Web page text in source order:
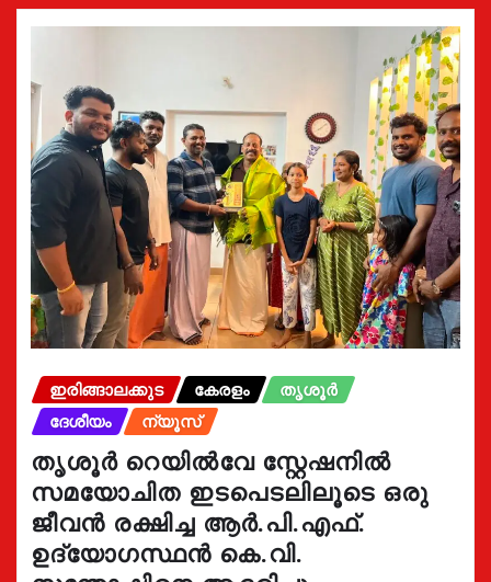
ഇരിങ്ങാലക്കുട കേരളം
തൃശൂർ
ദേശീയം
ന്യൂസ്
തൃശൂർ റെയിൽവേ സ്റ്റേഷനിൽ
സമയോചിത ഇടപെടലിലൂടെ ഒരു
ജീവൻ രക്ഷിച്ച ആർ.പി.എഫ്.
ഉദ്യോഗസ്ഥൻ കെ.വി.